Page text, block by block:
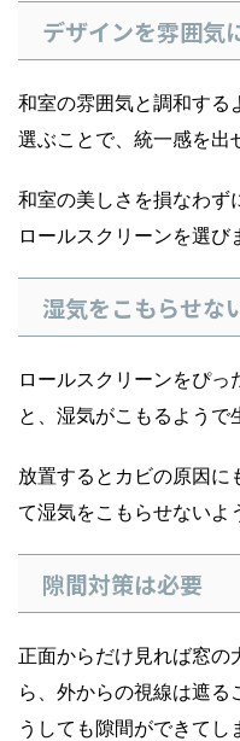
デザインを雰囲気
和室の雰囲気と調和する
選ぶことで、統一感を出
和室の美しさを損なわず
ロールスクリーンを選び
湿気をこもらせな
ロールスクリーンをぴっ
と、湿気がこもるようで
放置するとカビの原因に
て湿気をこもらせないよ
隙間対策は必要
正面からだけ見れば窓の
ら、外からの視線は遮
うしても隙間ができて